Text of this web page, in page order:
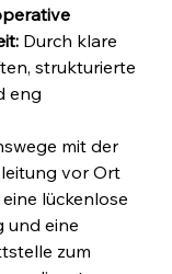
Durch klare
strukturierte
eng
mit der
vor Ort
lückenlose
und eine
zum